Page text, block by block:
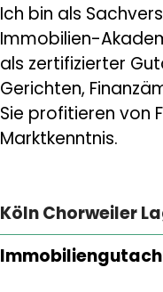
Ich bin als
Immobilien-
als zertifizierter
Gerichten,
Sie profitieren von
Marktkenntnis.
Köln Chorweiler